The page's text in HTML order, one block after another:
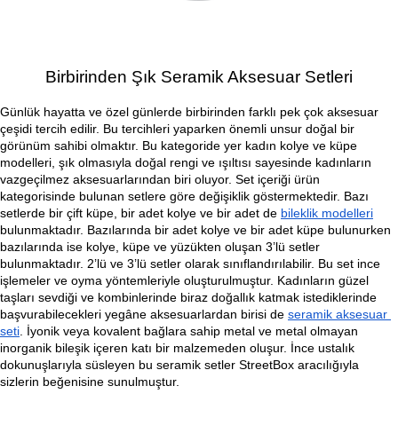
Birbirinden Şık Seramik Aksesuar Setleri
Günlük hayatta ve özel günlerde birbirinden farklı pek çok aksesuar
çeşidi tercih edilir. Bu tercihleri yaparken önemli unsur doğal bir
görünüm sahibi olmaktır. Bu kategoride yer kadın kolye ve küpe
modelleri, şık olmasıyla doğal rengi ve ışıltısı sayesinde kadınların
vazgeçilmez aksesuarlarından biri oluyor. Set içeriği ürün
kategorisinde bulunan setlere göre değişiklik göstermektedir. Bazı
setlerde bir çift küpe, bir adet kolye ve bir adet de bileklik modelleri
bulunmaktadır. Bazılarında bir adet kolye ve bir adet küpe bulunurken
bazılarında ise kolye, küpe ve yüzükten oluşan 3’lü setler
bulunmaktadır. 2’lü ve 3’lü setler olarak sınıflandırılabilir. Bu set ince
işlemeler ve oyma yöntemleriyle oluşturulmuştur. Kadınların güzel
taşları sevdiği ve kombinlerinde biraz doğallık katmak istediklerinde
başvurabilecekleri yegâne aksesuarlardan birisi de seramik aksesuar
seti . İyonik veya kovalent bağlara sahip metal ve metal olmayan
inorganik bileşik içeren katı bir malzemeden oluşur. İnce ustalık
dokunuşlarıyla süsleyen bu seramik setler StreetBox aracılığıyla
sizlerin beğenisine sunulmuştur.